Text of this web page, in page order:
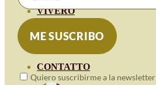
VIVERO
CONTATTO
Quiero suscribirme a la newsletter